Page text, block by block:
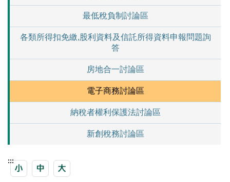
最低稅負制討論區
各類所得扣免繳,股利資料及信託所得資料申報問題詢
答
房地合一討論區
電子商務討論區
納稅者權利保護法討論區
新創稅務討論區
:::